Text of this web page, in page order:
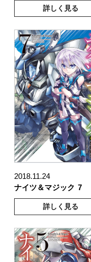
詳しく見る
2018.11.24
ナイツ＆マジック 7
詳しく見る